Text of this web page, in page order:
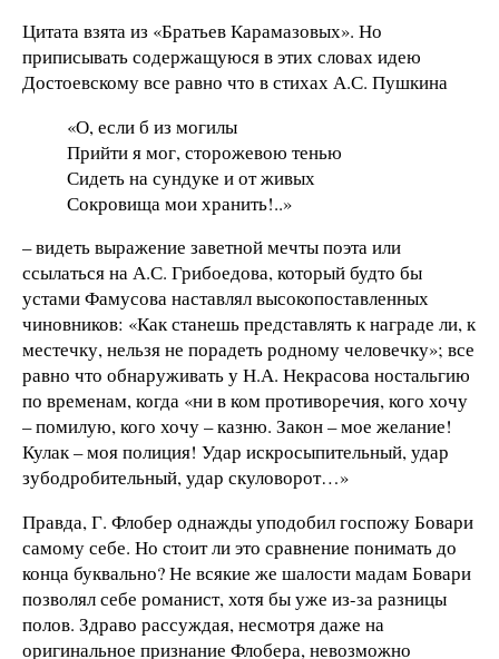
Цитата взята из «Братьев Карамазовых». Но
приписывать содержащуюся в этих словах идею
Достоевскому все равно что в стихах А.С. Пушкина
«О, если б из могилы
Прийти я мог, сторожевою тенью
Сидеть на сундуке и от живых
Сокровища мои хранить!..»
– видеть выражение заветной мечты поэта или
ссылаться на А.С. Грибоедова, который будто бы
устами Фамусова наставлял высокопоставленных
чиновников: «Как станешь представлять к награде ли, к
местечку, нельзя не порадеть родному человечку»; все
равно что обнаруживать у Н.А. Некрасова ностальгию
по временам, когда «ни в ком противоречия, кого хочу
– помилую, кого хочу – казню. Закон – мое желание!
Кулак – моя полиция! Удар искросыпительный, удар
зубодробительный, удар скуловорот…»
Правда, Г. Флобер однажды уподобил госпожу Бовари
самому себе. Но стоит ли это сравнение понимать до
конца буквально? Не всякие же шалости мадам Бовари
позволял себе романист, хотя бы уже из-за разницы
полов. Здраво рассуждая, несмотря даже на
оригинальное признание Флобера, невозможно